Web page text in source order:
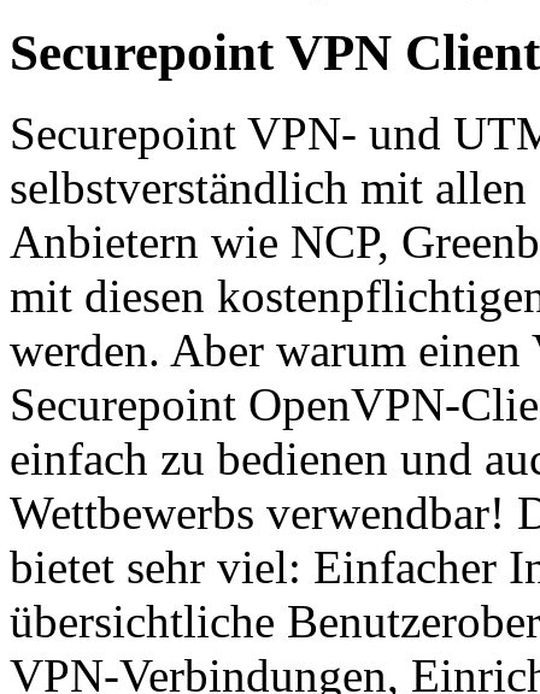
Securepoint VPN
Securepoint VPN- und
selbstverständlich mit
Anbietern wie NCP,
mit diesen
werden. Aber warum
Securepoint OpenVPN-
einfach zu bedienen und
Wettbewerbs verwendbar!
bietet sehr viel: Einfacher
übersichtliche
VPN-Verbindungen,